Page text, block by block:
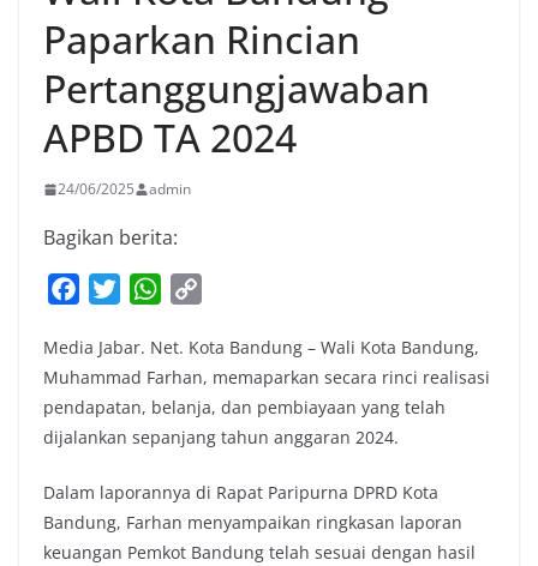
Paparkan Rincian
Pertanggungjawaban
APBD TA 2024
24/06/2025 admin
Bagikan berita:
c
e
b
o
k
i
t
t
e
W
a
t
s
A
p
p
y
L
i
k
Media Jabar. Net. Kota Bandung – Wali Kota Bandung,
Muhammad Farhan, memaparkan secara rinci realisasi
pendapatan, belanja, dan pembiayaan yang telah
dijalankan sepanjang tahun anggaran 2024.
Dalam laporannya di Rapat Paripurna DPRD Kota
Bandung, Farhan menyampaikan ringkasan laporan
keuangan Pemkot Bandung telah sesuai dengan hasil